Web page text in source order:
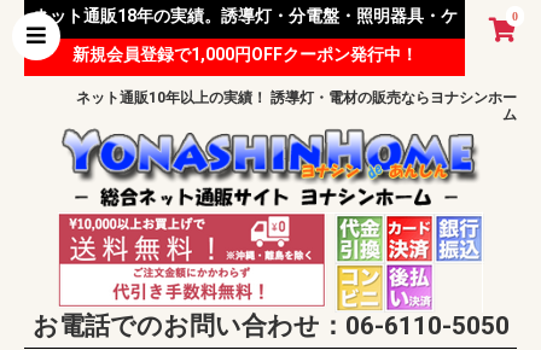
0
ネット通販18年の実績。誘導灯・分電盤・照明器具・ケ
ーブル等 様々な資材を取り扱っています。
新規会員登録で1,000円OFFクーポン発行中！
ネット通販10年以上の実績！ 誘導灯・電材の販売ならヨナシンホー
ム
お電話でのお問い合わせ：06-6110-5050